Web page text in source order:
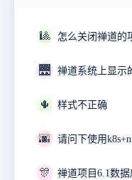
🎱 怎么关闭禅道的
🌉 禅道系统上显示
🌵 样式不正确
🌆 请问下使用
🎊 禅道项目6.1数